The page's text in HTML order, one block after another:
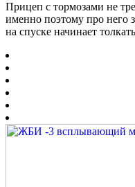
Прицеп с тормозами не
именно поэтому про него
на спуске начинает